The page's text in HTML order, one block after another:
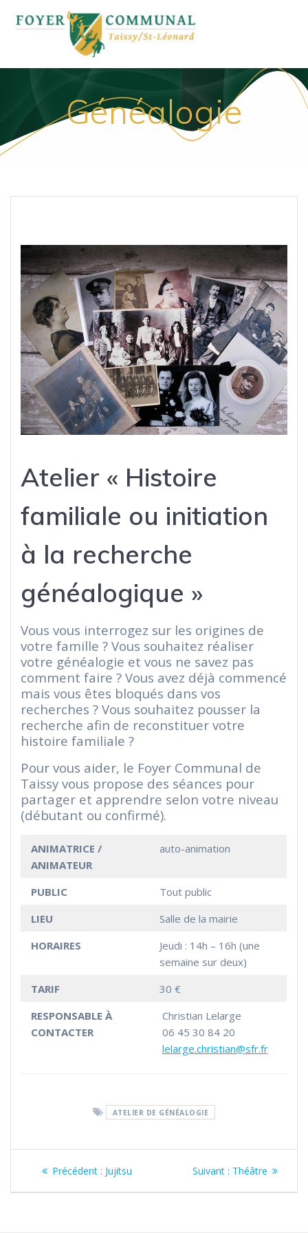
au
contenu
Généalogie
Atelier « Histoire
familiale ou initiation
à la recherche
généalogique »
Vous vous interrogez sur les origines de
votre famille ? Vous souhaitez réaliser
votre généalogie et vous ne savez pas
comment faire ? Vous avez déjà commencé
mais vous êtes bloqués dans vos
recherches ? Vous souhaitez pousser la
recherche afin de reconstituer votre
histoire familiale ?
Pour vous aider, le Foyer Communal de
Taissy vous propose des séances pour
partager et apprendre selon votre niveau
(débutant ou confirmé).
ANIMATRICE /
ANIMATEUR
auto-animation
PUBLIC
Tout public
LIEU
Salle de la mairie
HORAIRES
Jeudi : 14h – 16h (une
semaine sur deux)
TARIF
30 €
RESPONSABLE À
CONTACTER
Christian Lelarge
06 45 30 84 20
lelarge.christian@sfr.fr
ATELIER DE GÉNÉALOGIE
Navigation
de
Précédent : Article
Jujitsu Suivant : Article
Théâtre